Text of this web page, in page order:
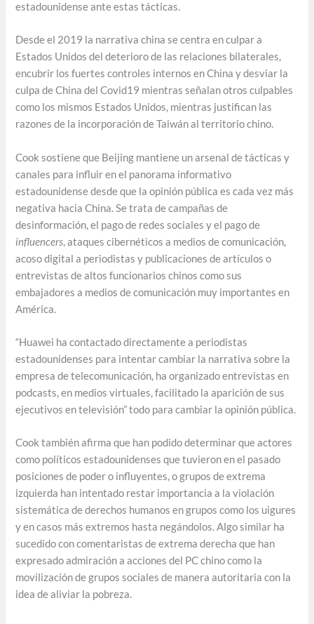
estadounidense ante estas tácticas.
Desde el 2019 la narrativa china se centra en culpar a
Estados Unidos del deterioro de las relaciones bilaterales,
encubrir los fuertes controles internos en China y desviar la
culpa de China del Covid19 mientras señalan otros culpables
como los mismos Estados Unidos, mientras justifican las
razones de la incorporación de Taiwán al territorio chino.
Cook sostiene que Beijing mantiene un arsenal de tácticas y
canales para influir en el panorama informativo
estadounidense desde que la opinión pública es cada vez más
negativa hacia China. Se trata de campañas de
desinformación, el pago de redes sociales y el pago de
influencers, ataques cibernéticos a medios de comunicación,
acoso digital a periodistas y publicaciones de artículos o
entrevistas de altos funcionarios chinos como sus
embajadores a medios de comunicación muy importantes en
América.
“Huawei ha contactado directamente a periodistas
estadounidenses para intentar cambiar la narrativa sobre la
empresa de telecomunicación, ha organizado entrevistas en
podcasts, en medios virtuales, facilitado la aparición de sus
ejecutivos en televisión” todo para cambiar la opinión pública.
Cook también afirma que han podido determinar que actores
como políticos estadounidenses que tuvieron en el pasado
posiciones de poder o influyentes, o grupos de extrema
izquierda han intentado restar importancia a la violación
sistemática de derechos humanos en grupos como los uigures
y en casos más extremos hasta negándolos. Algo similar ha
sucedido con comentaristas de extrema derecha que han
expresado admiración a acciones del PC chino como la
movilización de grupos sociales de manera autoritaria con la
idea de aliviar la pobreza.